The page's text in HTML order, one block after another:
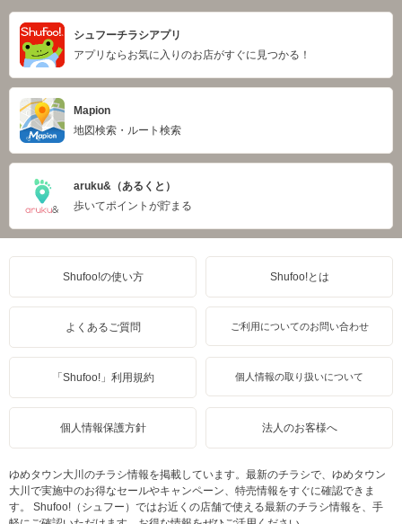
シュフーチラシアプリ
アプリならお気に入りのお店がすぐに見つかる！
Mapion
地図検索・ルート検索
aruku&（あるくと）
歩いてポイントが貯まる
Shufoo!の使い方 Shufoo!とは
よくあるご質問 ご利用についてのお問い合わせ
「Shufoo!」利用規約 個人情報の取り扱いについて
個人情報保護方針 法人のお客様へ
ゆめタウン大川のチラシ情報を掲載しています。最新のチラシで、ゆめタウン
大川で実施中のお得なセールやキャンペーン、特売情報をすぐに確認できま
す。 Shufoo!（シュフー）ではお近くの店舗で使える最新のチラシ情報を、手